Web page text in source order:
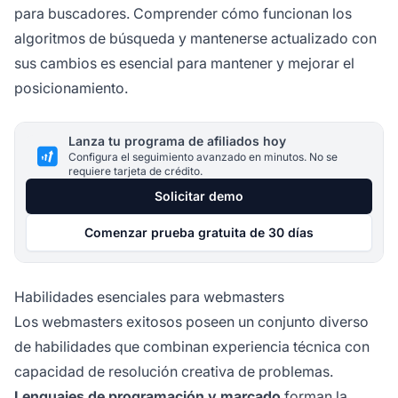
para buscadores. Comprender cómo funcionan los
algoritmos de búsqueda y mantenerse actualizado con
sus cambios es esencial para mantener y mejorar el
posicionamiento.
Lanza tu programa de afiliados hoy
Configura el seguimiento avanzado en minutos. No se
requiere tarjeta de crédito.
Solicitar demo
Comenzar prueba gratuita de 30 días
Habilidades esenciales para webmasters
Los webmasters exitosos poseen un conjunto diverso
de habilidades que combinan experiencia técnica con
capacidad de resolución creativa de problemas.